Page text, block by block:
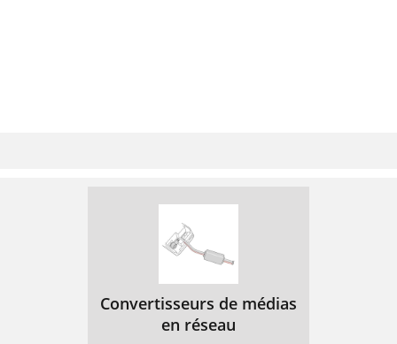
Convertisseurs de médias
en réseau